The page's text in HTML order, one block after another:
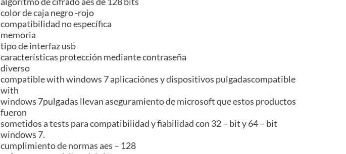
color de caja negro -rojo
compatibilidad no específica
memoria
tipo de interfaz usb
características protección mediante contraseña
diverso
compatible with windows 7 aplicaciónes y dispositivos pulgadascompatible
with
windows 7pulgadas llevan aseguramiento de microsoft que estos productos
fueron
sometidos a tests para compatibilidad y fiabilidad con 32 – bit y 64 – bit
windows 7.
cumplimiento de normas aes – 128